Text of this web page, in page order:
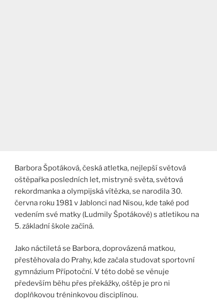
Barbora Špotáková, česká atletka, nejlepší světová
oštěpařka posledních let, mistryně světa, světová
rekordmanka a olympijská vítězka, se narodila 30.
června roku 1981 v Jablonci nad Nisou, kde také pod
vedením své matky (Ludmily Špotákové) s atletikou na
5. základní škole začíná.
Jako náctiletá se Barbora, doprovázená matkou,
přestěhovala do Prahy, kde začala studovat sportovní
gymnázium Přípotoční. V této době se věnuje
především běhu přes překážky, oštěp je pro ni
doplňkovou tréninkovou disciplínou.